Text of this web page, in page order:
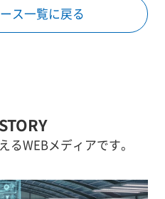
ス一覧に戻る
るWEBメディアです。